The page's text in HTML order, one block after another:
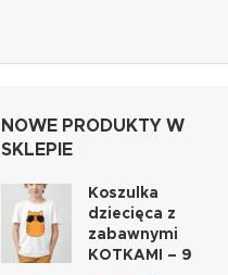
NOWE PRODUKTY W
SKLEPIE
Koszulka
dziecięca z
zabawnymi
KOTKAMI – 9